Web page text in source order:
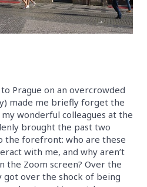
Prague on an overcrowded
made me briefly forget the
wonderful colleagues at the
brought the past two
the forefront: who are these
with me, and why aren’t
the Zoom screen? Over the
got over the shock of being